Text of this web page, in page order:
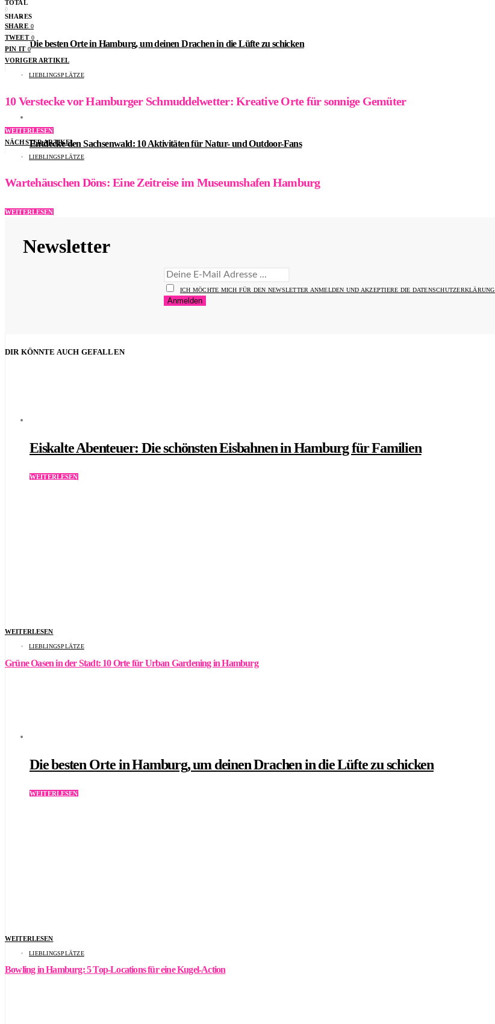
Die besten Orte in Hamburg, um deinen Drachen in die Lüfte zu schicken
Entdecke den Sachsenwald: 10 Aktivitäten für Natur- und Outdoor-Fans
Eiskalte Abenteuer: Die schönsten Eisbahnen in Hamburg für Familien
WEITERLESEN
Die besten Orte in Hamburg, um deinen Drachen in die Lüfte zu schicken
WEITERLESEN
TOTAL
0
SHARES
SHARE 0
TWEET 0
PIN IT 0
VORIGER ARTIKEL
LIEBLINGSPLÄTZE
10 Verstecke vor Hamburger Schmuddelwetter: Kreative Orte für sonnige Gemüter
WEITERLESEN
NÄCHSTER ARTIKEL
LIEBLINGSPLÄTZE
Wartehäuschen Döns: Eine Zeitreise im Museumshafen Hamburg
WEITERLESEN
Newsletter
ICH MÖCHTE MICH FÜR DEN NEWSLETTER ANMELDEN UND AKZEPTIERE DIE DATENSCHUTZERKLÄRUNG.
DIR KÖNNTE AUCH GEFALLEN
WEITERLESEN
LIEBLINGSPLÄTZE
Grüne Oasen in der Stadt: 10 Orte für Urban Gardening in Hamburg
WEITERLESEN
LIEBLINGSPLÄTZE
Bowling in Hamburg: 5 Top-Locations für eine Kugel-Action